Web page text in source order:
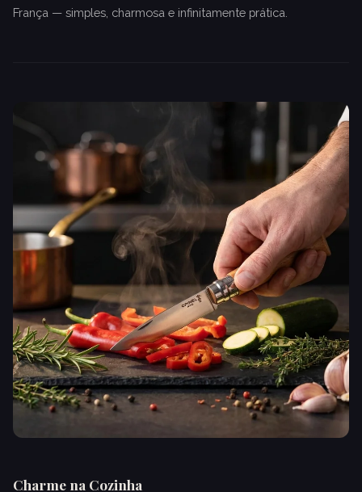
França — simples, charmosa e infinitamente prática.
Charme na Cozinha